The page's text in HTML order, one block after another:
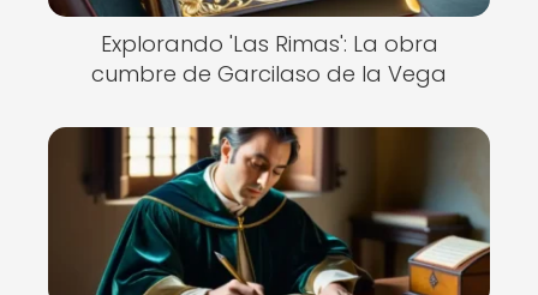
Explorando 'Las Rimas': La obra
cumbre de Garcilaso de la Vega